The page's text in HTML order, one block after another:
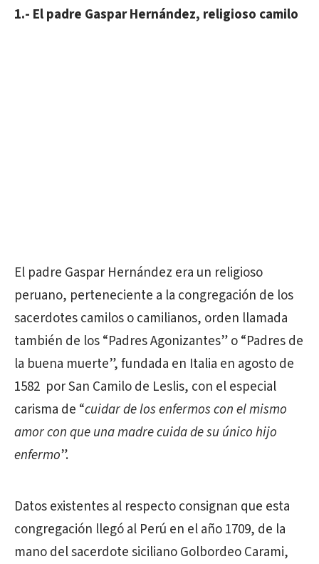
1.- El padre Gaspar Hernández, religioso camilo
El padre Gaspar Hernández era un religioso
peruano, perteneciente a la congregación de los
sacerdotes camilos o camilianos, orden llamada
también de los “Padres Agonizantes” o “Padres de
la buena muerte”, fundada en Italia en agosto de
1582 por San Camilo de Leslis, con el especial
carisma de “cuidar de los enfermos con el mismo
amor con que una madre cuida de su único hijo
enfermo”.
Datos existentes al respecto consignan que esta
congregación llegó al Perú en el año 1709, de la
mano del sacerdote siciliano Golbordeo Carami,